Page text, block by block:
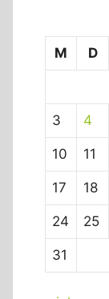
M
D
3 4
10 11
17 18
24 25
31